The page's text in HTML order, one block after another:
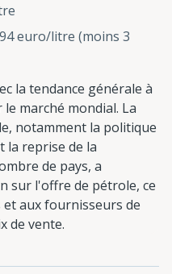
euro/litre (moins 3
la tendance générale à
marché mondial. La
notamment la politique
la reprise de la
de pays, a
sur l'offre de pétrole, ce
aux fournisseurs de
de vente.